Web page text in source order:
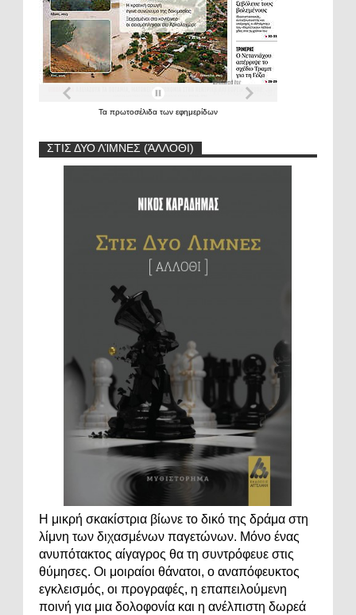
Τα πρωτοσέλιδα των εφημερίδων
ΣΤΙΣ ΔΥΟ ΛΊΜΝΕΣ (ΆΛΛΟΘΙ)
Η μικρή σκακίστρια βίωνε το δικό της δράμα στη
λίμνη των διχασμένων παγετώνων. Μόνο ένας
ανυπότακτος αίγαγρος θα τη συντρόφευε στις
θύμησες. Οι μοιραίοι θάνατοι, ο αναπόφευκτος
εγκλεισμός, οι προγραφές, η επαπειλούμενη
ποινή για μια δολοφονία και η ανέλπιστη δωρεά